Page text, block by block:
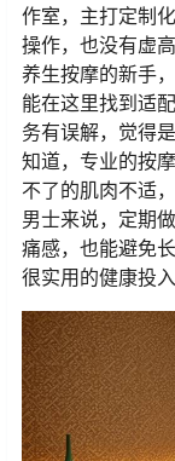
作室，主打定制
操作，也没有虚
养生按摩的新手
能在这里找到适
务有误解，觉得
知道，专业的按
不了的肌肉不适
男士来说，定期
痛感，也能避免
很实用的健康投入